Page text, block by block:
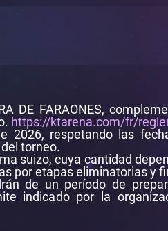
DE FARAONES,
https://ktarena.com/fr/
respetando las
torneo.
suizo, cuya cantidad
por etapas eliminatorias y
de un período de
indicado por la